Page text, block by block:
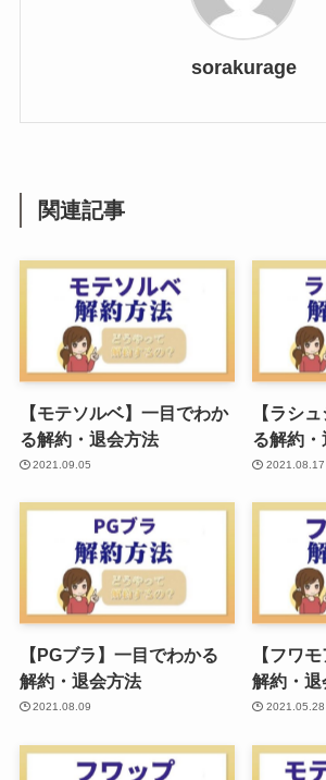
sorakurage
関連記事
【モテソルベ】一目でわか
る解約・退会方法
2021.09.05
【ラシ
る解約
2021.08.17
【PGブラ】一目でわかる
解約・退会方法
2021.08.09
【フワ
解約・退
2021.05.28